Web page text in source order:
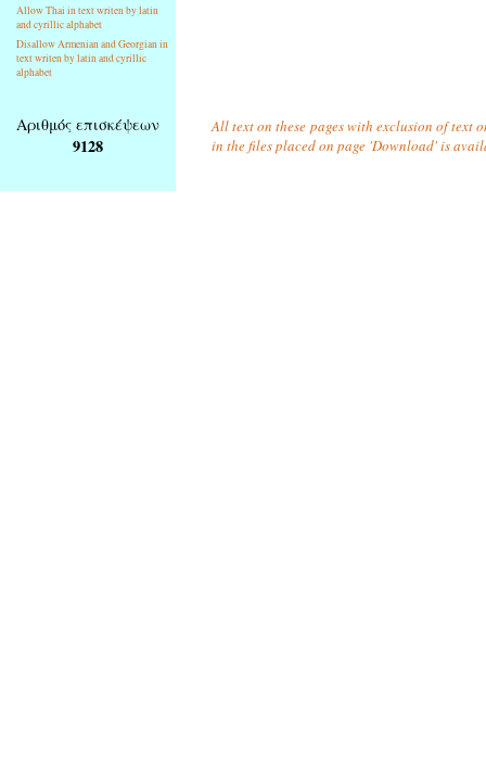
Allow Thai in text writen by latin
and cyrillic alphabet
Disallow Armenian and Georgian in
text writen by latin and cyrillic
alphabet
Αριθμός επισκέψεων
9128
All text on these pages with exclusion of text
in the files placed on page 'Download' is